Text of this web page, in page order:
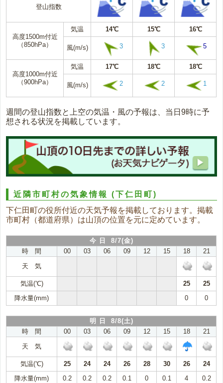
登山指数
高度1500m付近
（850hPa）
気温 14℃ 15℃ 16℃
風(m/s) 3 3 5
高度1000m付近
（900hPa）
気温 17℃ 18℃ 18℃
風(m/s) 2 2 1
週間の登山指数と上空の気温・風の予報は、当日9時に予
想される状況を掲載しています。
近隣市町村の気象情報(下仁田町)
下仁田町の役所付近の天気予報を掲載しております。掲載
市町村（都道府県）は山頂の位置を元に定めています。
今 日 8/7(金)
時 間
00 03 06 09 12 15 18
21
天 気
気温(℃) 25
25
降水量(mm)
0 0
明 日 8/8(土)
時 間
00 03 06 09 12 15 18
21
天 気
気温(℃) 25 24 24 26 28 30 26
24
降水量(mm)
0.2 0.2 0.2 0.1 0 0.1 4 0.2